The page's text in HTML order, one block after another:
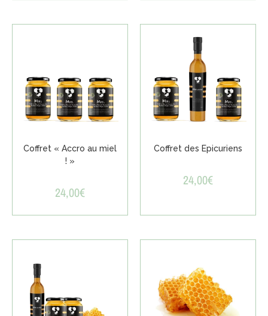
Coffret « Accro au miel
! »
24,00€
Coffret des Epicuriens
24,00€